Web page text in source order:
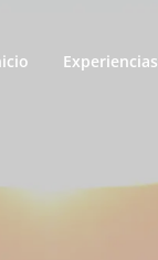
Experiencias